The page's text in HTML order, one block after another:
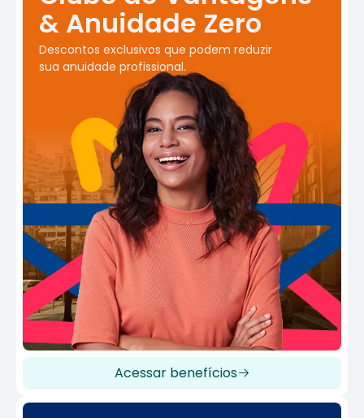
& Anuidade Zero
Descontos exclusivos que podem reduzir
sua anuidade profissional.
Acessar benefícios